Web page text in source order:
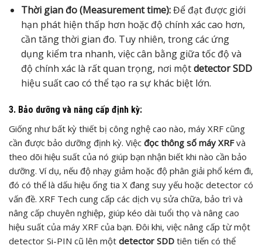
Thời gian đo (Measurement time):Để đạt được giới
hạn phát hiện thấp hơn hoặc độ chính xác cao hơn,
cần tăng thời gian đo. Tuy nhiên, trong các ứng
dụng kiểm tra nhanh, việc cân bằng giữa tốc độ và
độ chính xác là rất quan trọng, nơi mộtdetector SDD
hiệu suất cao có thể tạo ra sự khác biệt lớn.
3. Bảo dưỡng và nâng cấp định kỳ:
Giống như bất kỳ thiết bị công nghệ cao nào, máy XRF cũng
cần được bảo dưỡng định kỳ. Việc đọc thông số máy XRFvà
theo dõi hiệu suất của nó giúp bạn nhận biết khi nào cần bảo
dưỡng. Ví dụ, nếu độ nhạy giảm hoặc độ phân giải phổ kém đi,
đó có thể là dấu hiệu ống tia X đang suy yếu hoặc detector có
vấn đề. XRF Tech cung cấp các dịch vụ sửa chữa, bảo trì và
nâng cấp chuyên nghiệp, giúp kéo dài tuổi thọ và nâng cao
hiệu suất của máy XRF của bạn. Đôi khi, việc nâng cấp từ một
detector Si-PIN cũ lên một detector SDD tiên tiến có thể